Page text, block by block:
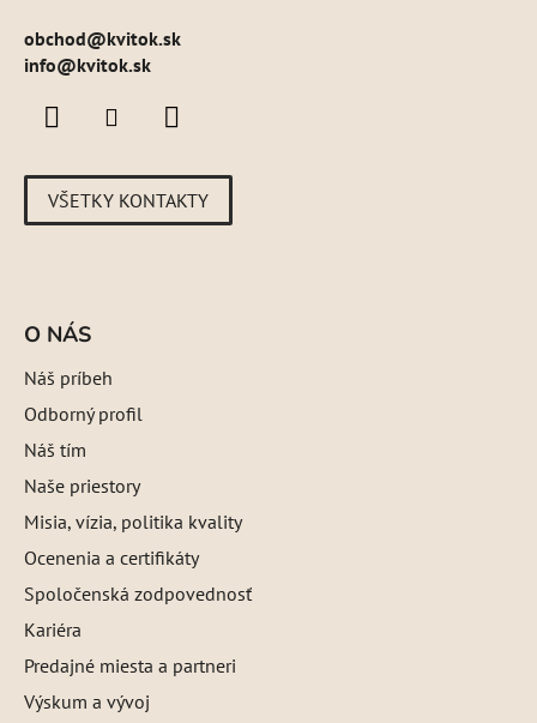
obchod@kvitok.sk
info@kvitok.sk
VŠETKY KONTAKTY
O NÁS
Náš príbeh
Odborný profil
Náš tím
Naše priestory
Misia, vízia, politika kvality
Ocenenia a certifikáty
Spoločenská zodpovednosť
Kariéra
Predajné miesta a partneri
Výskum a vývoj